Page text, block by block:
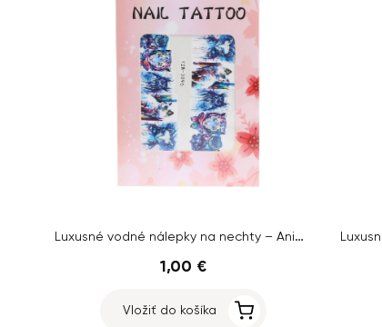
Luxusné vodné nálepky na nechty – Animal
1,00 €
Vložiť do košíka